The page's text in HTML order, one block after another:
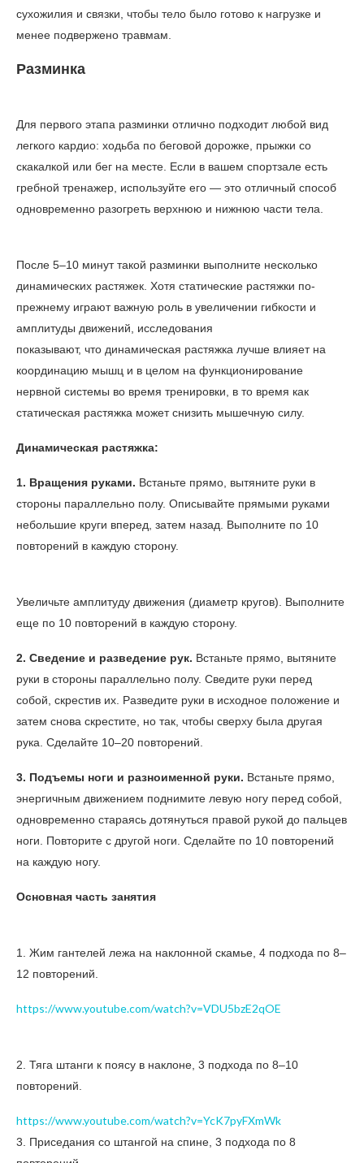
сухожилия и связки, чтобы тело было готово к нагрузке и
менее подвержено травмам.
Разминка
Для первого этапа разминки отлично подходит любой вид
легкого кардио: ходьба по беговой дорожке, прыжки со
скакалкой или бег на месте. Если в вашем спортзале есть
гребной тренажер, используйте его — это отличный способ
одновременно разогреть верхнюю и нижнюю части тела.
После 5–10 минут такой разминки выполните несколько
динамических растяжек. Хотя статические растяжки по-
прежнему играют важную роль в увеличении гибкости и
амплитуды движений, исследования
показывают, что динамическая растяжка лучше влияет на
координацию мышц и в целом на функционирование
нервной системы во время тренировки, в то время как
статическая растяжка может снизить мышечную силу.
Динамическая растяжка:
1. Вращения руками. Встаньте прямо, вытяните руки в
стороны параллельно полу. Описывайте прямыми руками
небольшие круги вперед, затем назад. Выполните по 10
повторений в каждую сторону.
Увеличьте амплитуду движения (диаметр кругов). Выполните
еще по 10 повторений в каждую сторону.
2. Сведение и разведение рук. Встаньте прямо, вытяните
руки в стороны параллельно полу. Сведите руки перед
собой, скрестив их. Разведите руки в исходное положение и
затем снова скрестите, но так, чтобы сверху была другая
рука. Сделайте 10–20 повторений.
3. Подъемы ноги и разноименной руки. Встаньте прямо,
энергичным движением поднимите левую ногу перед собой,
одновременно стараясь дотянуться правой рукой до пальцев
ноги. Повторите с другой ноги. Сделайте по 10 повторений
на каждую ногу.
Основная часть занятия
1. Жим гантелей лежа на наклонной скамье, 4 подхода по 8–
12 повторений.
https://www.youtube.com/watch?v=VDU5bzE2qOE
2. Тяга штанги к поясу в наклоне, 3 подхода по 8–10
повторений.
https://www.youtube.com/watch?v=YcK7pyFXmWk
3. Приседания со штангой на спине, 3 подхода по 8